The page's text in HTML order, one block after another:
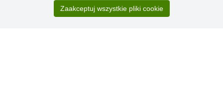
Zakup przebiegł sprawnie. Jestem
zadowolona. Polecam.Zaakceptuj wszystkie pliki cookie